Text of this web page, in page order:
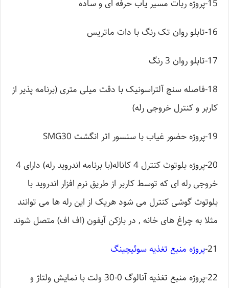
15-پروژه ربات مسیر یاب حرفه ای و ساده
16-تابلو روان تک رنگ با دات ماتریس
17-تابلو روان 3 رنگ
18-فاصله سنج آلتراسونیک با دقت میلی متری (برنامه پذیر از
کاربر و کنترل خروجی رله)
19-پروژه حضور غیاب با سنسور اثر انگشت SMG30
20-پروژه بلوتوث کنترل 4 کاناله(با برنامه اندروید رله) دارای 4
خروجی رله ای که توسط کاربر از طریق نرم افزار اندروید با
بلوتوث گوشی کنترل می شود هریک از این رله ها می توانند
مثلا به چراغ های خانه , در بازکن آیفون (اف اف) متصل شوند
21-پروژه منبع تغذیه سوئیچینگ
22-پروژه منبع تغذیه آنالوگ 0-30 ولت با نمایش ولتاژ و